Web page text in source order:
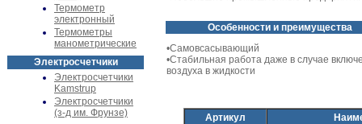
Термометр
электронный
Термометры
манометрические
Электросчетчики
Электросчетчики
Kamstrup
Электросчетчики
(з-д им. Фрунзе)
Особенности и преимущества
•Самовсасывающий
•Стабильная работа даже в случае
воздуха в жидкости
Артикул